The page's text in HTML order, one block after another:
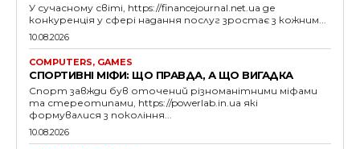
У сучасному світі, https://financejournal.net.ua де
конкуренція у сфері надання послуг зростає з кожним...
10.08.2026
COMPUTERS, GAMES
СПОРТИВНІ МІФИ: ЩО ПРАВДА, А ЩО ВИГАДКА
Спорт завжди був оточений різноманітними міфами
та стереотипами, https://powerlab.in.ua які
формувалися з покоління...
10.08.2026